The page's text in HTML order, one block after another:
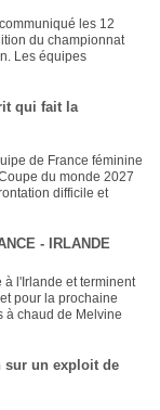
les 12
du championnat
Les équipes
qui fait la
de France féminine
du monde 2027
difficile et
- IRLANDE
à l'Irlande et terminent
pour la prochaine
à chaud de Melvine
sur un exploit de